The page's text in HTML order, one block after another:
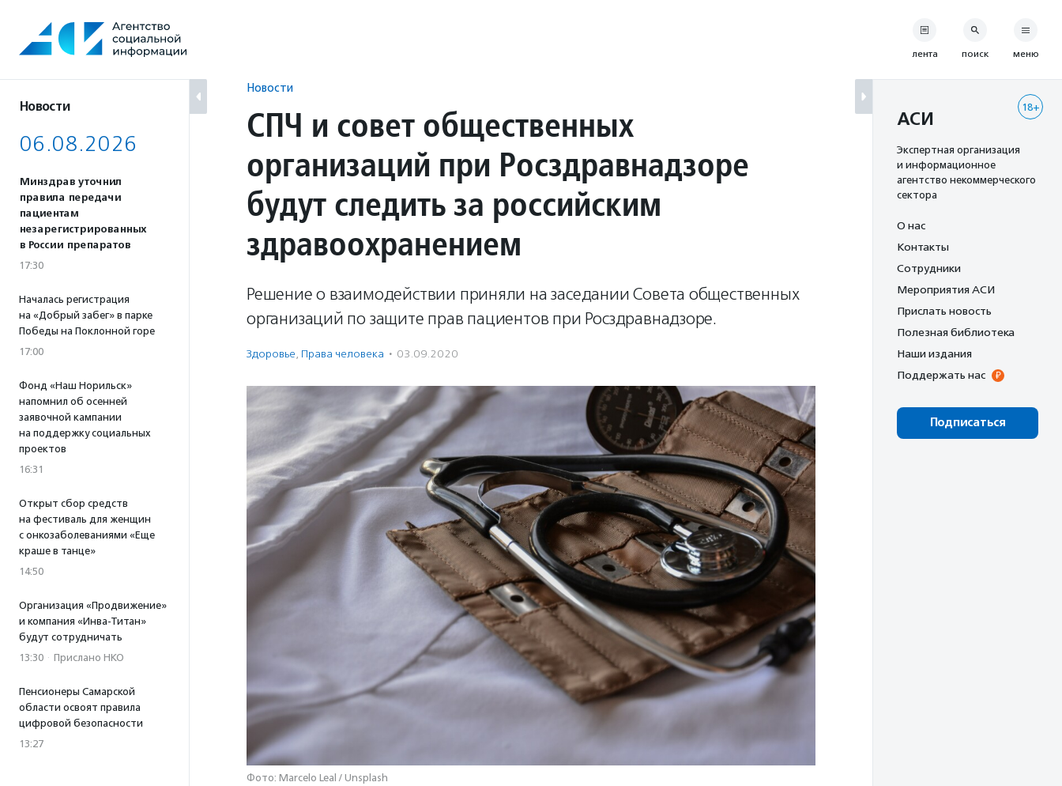
содержанию
Новости
06.08.2026
Минздрав уточнил
правила передачи
пациентам
незарегистрированных
в России препаратов
17:30
Началась регистрация
на «Добрый забег» в парке
Победы на Поклонной горе
17:00
Фонд «Наш Норильск»
напомнил об осенней
заявочной кампании
на поддержку социальных
проектов
16:31
Открыт сбор средств
на фестиваль для женщин
с онкозаболеваниями «Еще
краше в танце»
14:50
Организация «Продвижение»
и компания «Инва-Титан»
будут сотрудничать
13:30 · Прислано НКО
Пенсионеры Самарской
области освоят правила
цифровой безопасности
13:27
Новости
СПЧ и совет общественных
организаций при Росздравнадзоре
будут следить за российским
здравоохранением
Решение о взаимодействии приняли на заседании Совета общественных
организаций по защите прав пациентов при Росздравнадзоре.
Здоровье, Права человека · 03.09.2020
Фото: Marcelo Leal / Unsplash
лента поиск меню
18+
АСИ
Экспертная организация
и информационное
агентство некоммерческого
сектора
О нас
Контакты
Сотрудники
Мероприятия АСИ
Прислать новость
Полезная библиотека
Наши издания
Поддержать нас
Подписаться